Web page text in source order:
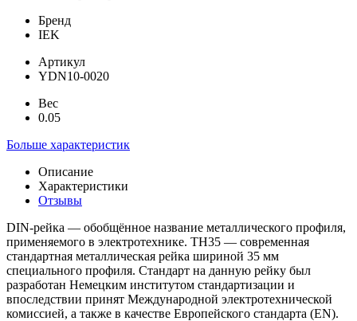
Бренд
IEK
Артикул
YDN10-0020
Вес
0.05
Больше характеристик
Описание
Характеристики
Отзывы
DIN-рейка — обобщённое название металлического профиля,
применяемого в электротехнике. ТН35 — современная
стандартная металлическая рейка шириной 35 мм
специального профиля. Стандарт на данную рейку был
разработан Немецким институтом стандартизации и
впоследствии принят Международной электротехнической
комиссией, а также в качестве Европейского стандарта (EN).